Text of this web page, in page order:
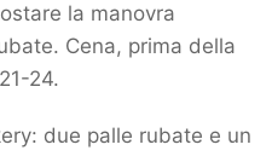
la manovra
Cena, prima della
24.
due palle rubate e un